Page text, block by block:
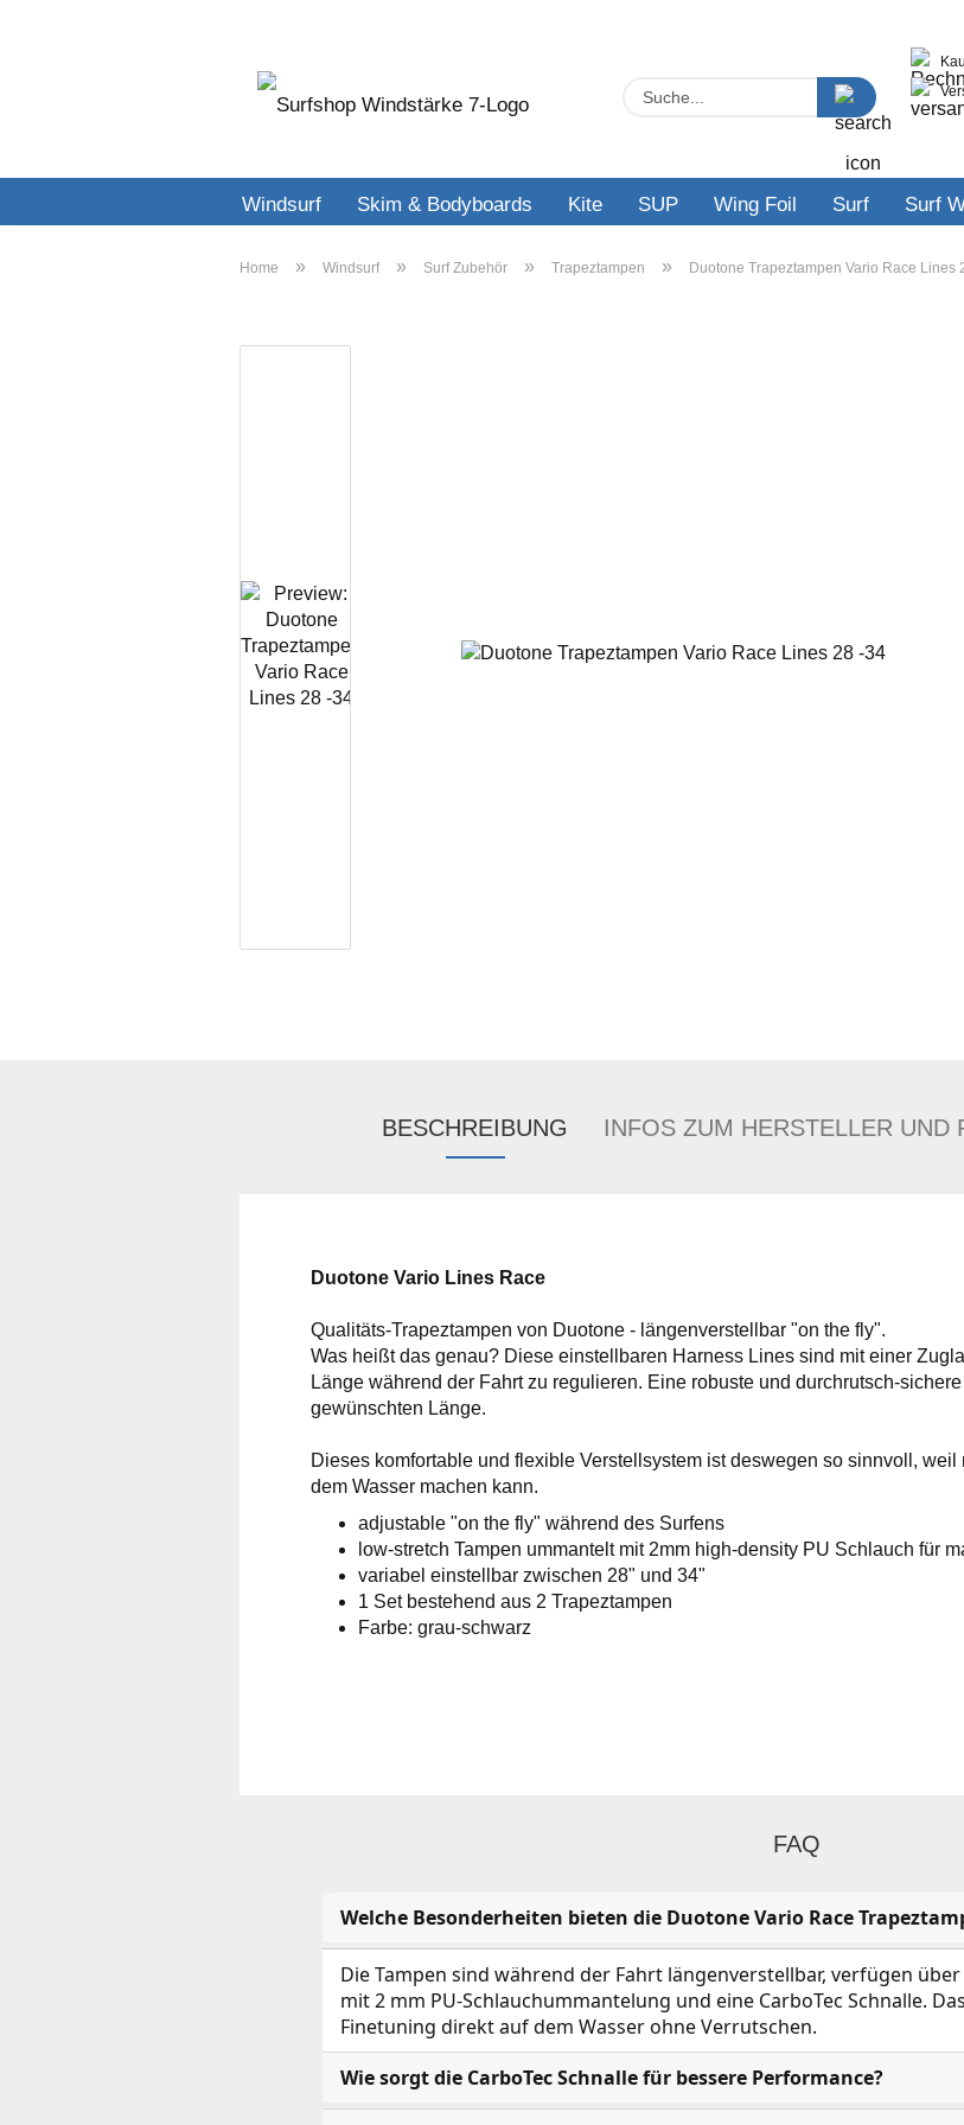
Suche...
Windsurf Skim & Bodyboards Kite SUP Wing Foil Surf Surf
Home » Windsurf » Surf Zubehör » Trapeztampen » Duotone Trapeztampen Vario Race Lines
BESCHREIBUNG INFOS ZUM HERSTELLER UND
Duotone Vario Lines Race
Qualitäts-Trapeztampen von Duotone - längenverstellbar "on the fly".
Was heißt das genau? Diese einstellbaren Harness Lines sind mit einer
Länge während der Fahrt zu regulieren. Eine robuste und durchrutsch-
gewünschten Länge.
Dieses komfortable und flexible Verstellsystem ist deswegen so sinnvoll,
dem Wasser machen kann.
adjustable "on the fly" während des Surfens
low-stretch Tampen ummantelt mit 2mm high-density PU Schlauch für
variabel einstellbar zwischen 28" und 34"
1 Set bestehend aus 2 Trapeztampen
Farbe: grau-schwarz
FAQ
Welche Besonderheiten bieten die Duotone Vario Race
Die Tampen sind während der Fahrt längenverstellbar, verfügen
mit 2 mm PU-Schlauchummantelung und eine CarboTec Schnalle.
Finetuning direkt auf dem Wasser ohne Verrutschen.
Wie sorgt die CarboTec Schnalle für bessere Performance?